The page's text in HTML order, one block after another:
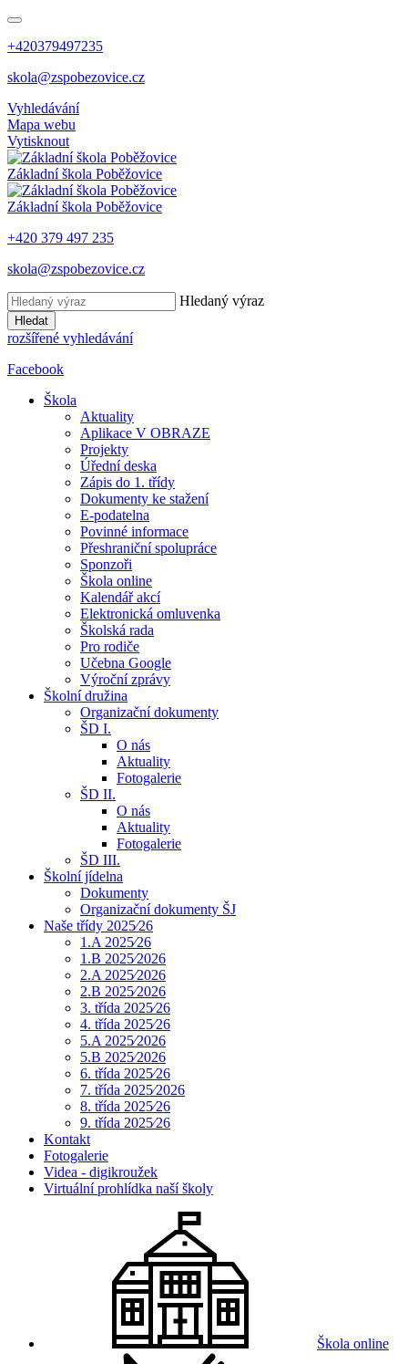
+420379497235
skola@zspobezovice.cz
Vyhledávání
Mapa webu
Vytisknout
Základní škola Poběžovice
Základní škola Poběžovice
+420 379 497 235
skola@zspobezovice.cz
Hledaný výraz
Hledat
rozšířené vyhledávání
Facebook
Škola
Aktuality
Aplikace V OBRAZE
Projekty
Úřední deska
Zápis do 1. třídy
Dokumenty ke stažení
E-podatelna
Povinné informace
Přeshraniční spolupráce
Sponzoři
Škola online
Kalendář akcí
Elektronická omluvenka
Školská rada
Pro rodiče
Učebna Google
Výroční zprávy
Školní družina
Organizační dokumenty
ŠD I.
O nás
Aktuality
Fotogalerie
ŠD II.
O nás
Aktuality
Fotogalerie
ŠD III.
Školní jídelna
Dokumenty
Organizační dokumenty ŠJ
Naše třídy 2025⁄26
1.A 2025⁄26
1.B 2025⁄2026
2.A 2025⁄2026
2.B 2025⁄2026
3. třída 2025⁄26
4. třída 2025⁄26
5.A 2025⁄2026
5.B 2025⁄2026
6. třída 2025⁄26
7. třída 2025⁄2026
8. třída 2025⁄26
9. třída 2025⁄26
Kontakt
Fotogalerie
Videa - digikroužek
Virtuální prohlídka naší školy
Škola online